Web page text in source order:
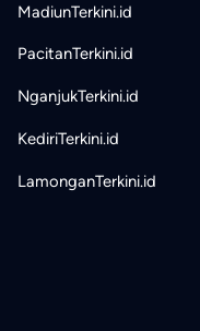
MadiunTerkini.id
PacitanTerkini.id
NganjukTerkini.id
KediriTerkini.id
LamonganTerkini.id